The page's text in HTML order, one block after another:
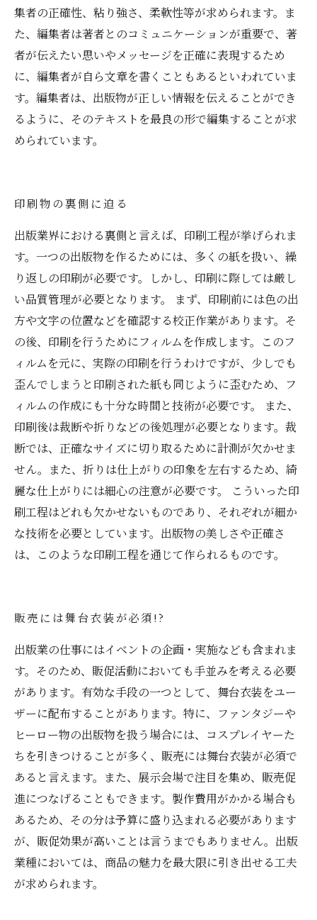
集者の正確性、粘り強さ、柔軟性等が求められます。ま
た、編集者は著者とのコミュニケーションが重要で、著
者が伝えたい思いやメッセージを正確に表現するため
に、編集者が自ら文章を書くこともあるといわれていま
す。編集者は、出版物が正しい情報を伝えることができ
るように、そのテキストを最良の形で編集することが求
められています。
印刷物の裏側に迫る
出版業界における裏側と言えば、印刷工程が挙げられま
す。一つの出版物を作るためには、多くの紙を扱い、繰
り返しの印刷が必要です。しかし、印刷に際しては厳し
い品質管理が必要となります。 まず、印刷前には色の出
方や文字の位置などを確認する校正作業があります。そ
の後、印刷を行うためにフィルムを作成します。このフ
ィルムを元に、実際の印刷を行うわけですが、少しでも
歪んでしまうと印刷された紙も同じように歪むため、フ
ィルムの作成にも十分な時間と技術が必要です。 また、
印刷後は裁断や折りなどの後処理が必要となります。裁
断では、正確なサイズに切り取るために計測が欠かせま
せん。また、折りは仕上がりの印象を左右するため、綺
麗な仕上がりには細心の注意が必要です。 こういった印
刷工程はどれも欠かせないものであり、それぞれが細か
な技術を必要としています。出版物の美しさや正確さ
は、このような印刷工程を通じて作られるものです。
販売には舞台衣装が必須!?
出版業の仕事にはイベントの企画・実施なども含まれま
す。そのため、販促活動においても手並みを考える必要
があります。有効な手段の一つとして、舞台衣装をユー
ザーに配布することがあります。特に、ファンタジーや
ヒーロー物の出版物を扱う場合には、コスプレイヤーた
ちを引きつけることが多く、販売には舞台衣装が必須で
あると言えます。また、展示会場で注目を集め、販売促
進につなげることもできます。製作費用がかかる場合も
あるため、その分は予算に盛り込まれる必要があります
が、販促効果が高いことは言うまでもありません。出版
業種においては、商品の魅力を最大限に引き出せる工夫
が求められます。